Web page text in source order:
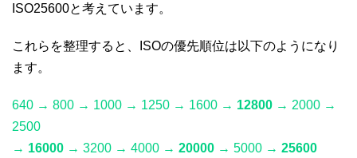
ISO25600と考えています。
これらを整理すると、ISOの優先順位は以下のようになり
ます。
640 → 800 → 1000 → 1250 → 1600 → 12800 → 2000 →
2500
→ 16000 → 3200 → 4000 → 20000 → 5000 → 25600